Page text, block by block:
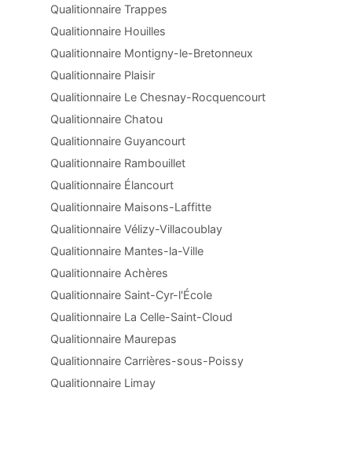
Qualitionnaire Trappes
Qualitionnaire Houilles
Qualitionnaire Montigny-le-Bretonneux
Qualitionnaire Plaisir
Qualitionnaire Le Chesnay-Rocquencourt
Qualitionnaire Chatou
Qualitionnaire Guyancourt
Qualitionnaire Rambouillet
Qualitionnaire Élancourt
Qualitionnaire Maisons-Laffitte
Qualitionnaire Vélizy-Villacoublay
Qualitionnaire Mantes-la-Ville
Qualitionnaire Achères
Qualitionnaire Saint-Cyr-l'École
Qualitionnaire La Celle-Saint-Cloud
Qualitionnaire Maurepas
Qualitionnaire Carrières-sous-Poissy
Qualitionnaire Limay